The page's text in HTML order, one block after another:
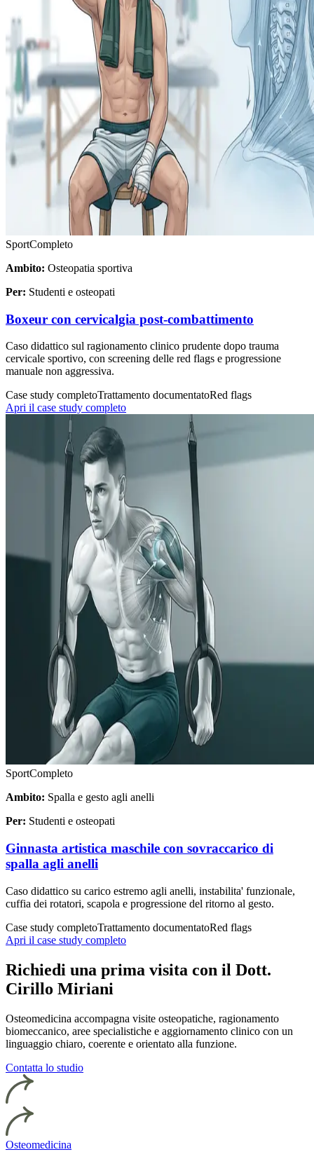
SportCompleto
Ambito: Osteopatia sportiva
Per: Studenti e osteopati
Boxeur con cervicalgia post-combattimento
Caso didattico sul ragionamento clinico prudente dopo trauma
cervicale sportivo, con screening delle red flags e progressione
manuale non aggressiva.
Case study completoTrattamento documentatoRed flags
Apri il case study completo
SportCompleto
Ambito: Spalla e gesto agli anelli
Per: Studenti e osteopati
Ginnasta artistica maschile con sovraccarico di
spalla agli anelli
Caso didattico su carico estremo agli anelli, instabilita' funzionale,
cuffia dei rotatori, scapola e progressione del ritorno al gesto.
Case study completoTrattamento documentatoRed flags
Apri il case study completo
Richiedi una prima visita con il Dott.
Cirillo Miriani
Osteomedicina accompagna visite osteopatiche, ragionamento
biomeccanico, aree specialistiche e aggiornamento clinico con un
linguaggio chiaro, coerente e orientato alla funzione.
Contatta lo studio
Osteomedicina